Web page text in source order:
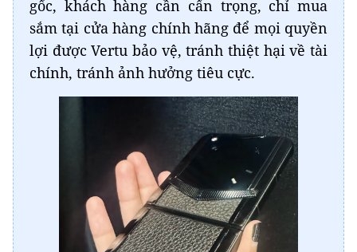
gốc, khách hàng cần cẩn trọng, chỉ mua
sắm tại cửa hàng chính hãng để mọi quyền
lợi được Vertu bảo vệ, tránh thiệt hại về tài
chính, tránh ảnh hưởng tiêu cực.